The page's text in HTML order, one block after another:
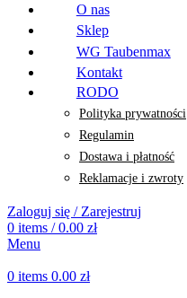
O nas
Sklep
WG Taubenmax
Kontakt
RODO
Polityka prywatności
Regulamin
Dostawa i płatność
Reklamacje i zwroty
Zaloguj się / Zarejestruj
0 items / 0.00 zł
Menu
0 items 0.00 zł